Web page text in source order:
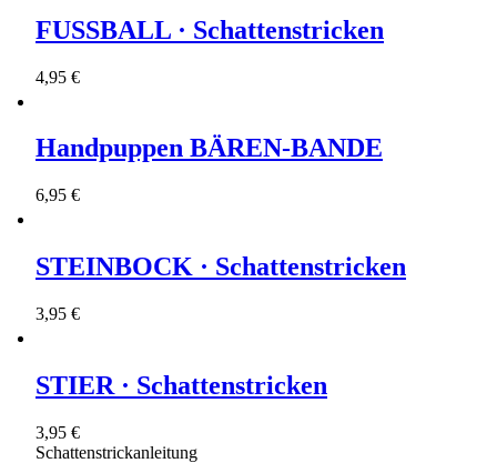
FUSSBALL · Schattenstricken
4,95 €
Handpuppen BÄREN-BANDE
6,95 €
STEINBOCK · Schattenstricken
3,95 €
STIER · Schattenstricken
3,95 €
Schattenstrickanleitung